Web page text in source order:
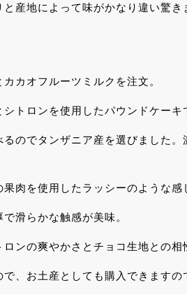
産地によって味がかなり違い驚き
カオフルーツミルクを注文。
トロンを使用したパウンドケーキ
のでタンザニア産を選びました
肉を使用したラッシーのような感
滑らかな触感が美味。
ンの爽やかさとチョコ生地との相
、お土産としても購入できますの